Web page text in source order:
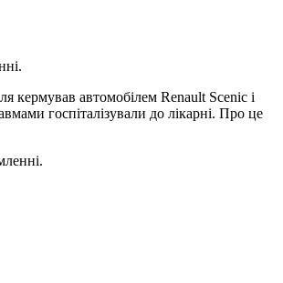
кермував автомобілем Renault Scenic і
госпіталізували до лікарні. Про це